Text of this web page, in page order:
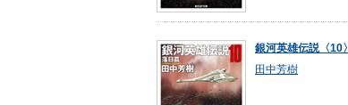
銀河英雄伝説〈10〉
田中芳樹